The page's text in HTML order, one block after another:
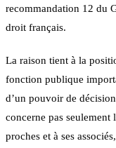
recommandation 12 du
droit français.
La raison tient à la
fonction publique
d’un pouvoir de
concerne pas seulement
proches et à ses